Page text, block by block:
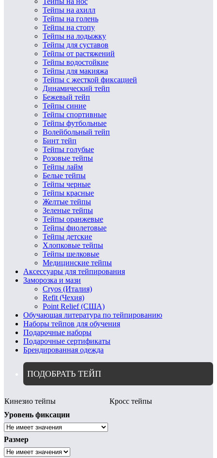
Тейпы на ахилл
Тейпы на голень
Тейпы на стопу
Тейпы на лодыжку
Тейпы для суставов
Тейпы от растяжений
Тейпы водостойкие
Тейпы для макияжа
Тейпы с жесткой фиксацией
Динамический тейп
Бежевый тейп
Тейпы синие
Тейпы спортивные
Тейпы футбольные
Волейбольный тейп
Бинт тейп
Тейпы голубые
Розовые тейпы
Тейпы лайм
Белые тейпы
Тейпы черные
Тейпы красные
Желтые тейпы
Зеленые тейпы
Тейпы оранжевые
Тейпы фиолетовые
Тейпы детские
Хлопковые тейпы
Тейпы шелковые
Медицинские тейпы
Аксессуары для тейпирования
Заморозка и мази
Cryos (Италия)
Refit (Чехия)
Point Relief (США)
Обучающая литература по тейпированию
Наборы тейпов для обучения
Подарочные наборы
Подарочные сертификаты
Брендированная одежда
ПОДОБРАТЬ ТЕЙП
Кинезио тейпы
Кросс тейпы
Уровень фиксации
Размер